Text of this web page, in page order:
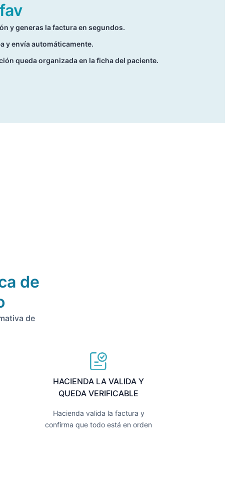
y generas la factura en segundos.
y envía automáticamente.
queda organizada en la ficha del paciente.
de
de
HACIENDA LA VALIDA Y
QUEDA VERIFICABLE
Hacienda valida la factura y
confirma que todo está en orden